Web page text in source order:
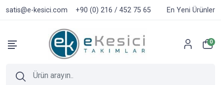
satis@e-kesici.com +90 (0) 216 / 452 75 65 En Yeni Ürünler
0